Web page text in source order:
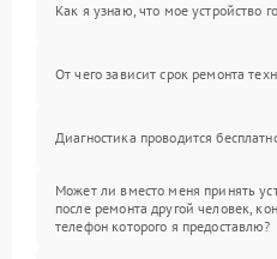
Как я узнаю, что мое устройство
От чего зависит срок ремонта
Диагностика проводится
Может ли вместо меня принять
после ремонта другой человек,
телефон которого я предоставлю?